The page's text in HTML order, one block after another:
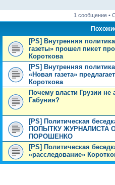
1 сообщение •
[PS] Внутренняя
газеты» прошел пикет
Короткова
[PS] Внутренняя
«Новая газета»
Короткова
Почему власти Грузии не
Габуния?
[PS] Политическая
ПОПЫТКУ ЖУРНАЛИСТА
ПОРОШЕНКО
[PS] Политическая
«расследование»